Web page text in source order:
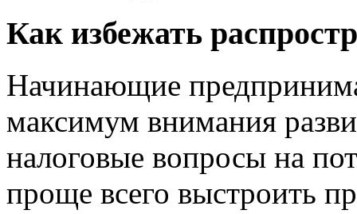
Как избежать
Начинающие
максимум внимания
налоговые вопросы на
проще всего выстроить